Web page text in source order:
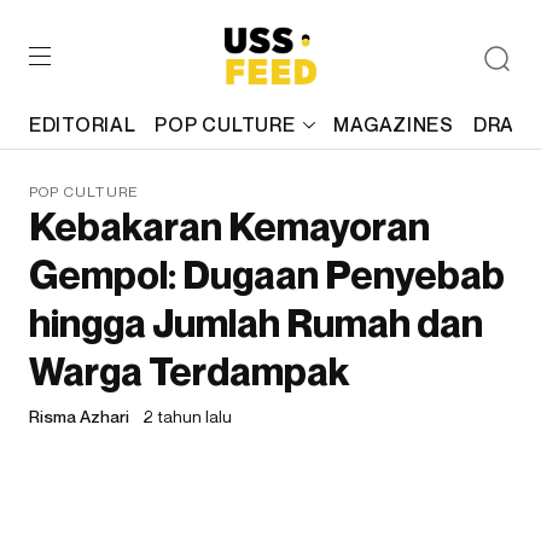
EDITORIAL POP CULTURE MAGAZINES
POP CULTURE
Kebakaran Kemayoran
Gempol: Dugaan Penyebab
hingga Jumlah Rumah dan
Warga Terdampak
Risma Azhari 2 tahun lalu